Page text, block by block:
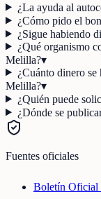
¿La ayuda al
¿Cómo pido el
¿Sigue habiendo
¿Qué organismo
Melilla?▾
¿Cuánto dinero
Melilla?▾
¿Quién puede
¿Dónde se
Fuentes oficiales
Boletín